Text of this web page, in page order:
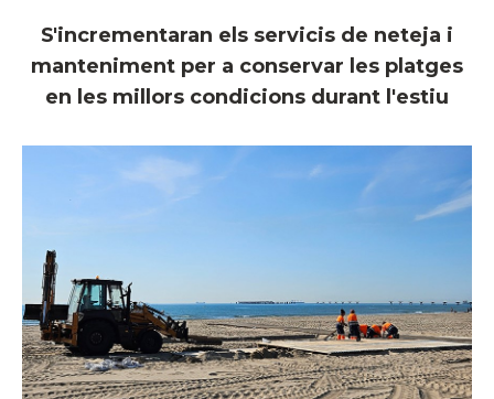
S'incrementaran els servicis de neteja i
manteniment per a conservar les platges
en les millors condicions durant l'estiu